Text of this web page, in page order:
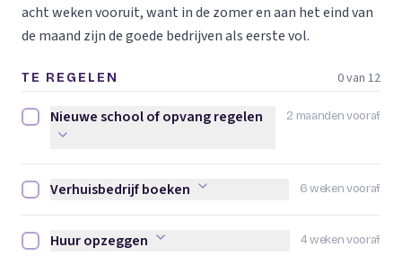
acht weken vooruit, want in de zomer en aan het eind van
de maand zijn de goede bedrijven als eerste vol.
TE REGELEN 0 van 12
2 maanden vooraf
Nieuwe school of opvang regelen afvinken
Nieuwe school of opvang regelen
6 weken vooraf
Verhuisbedrijf boeken afvinken
Verhuisbedrijf boeken
4 weken vooraf
Huur opzeggen afvinken
Huur opzeggen